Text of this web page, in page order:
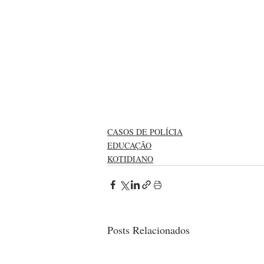
CASOS DE POLÍCIA
EDUCAÇÃO
KOTIDIANO
Posts Relacionados